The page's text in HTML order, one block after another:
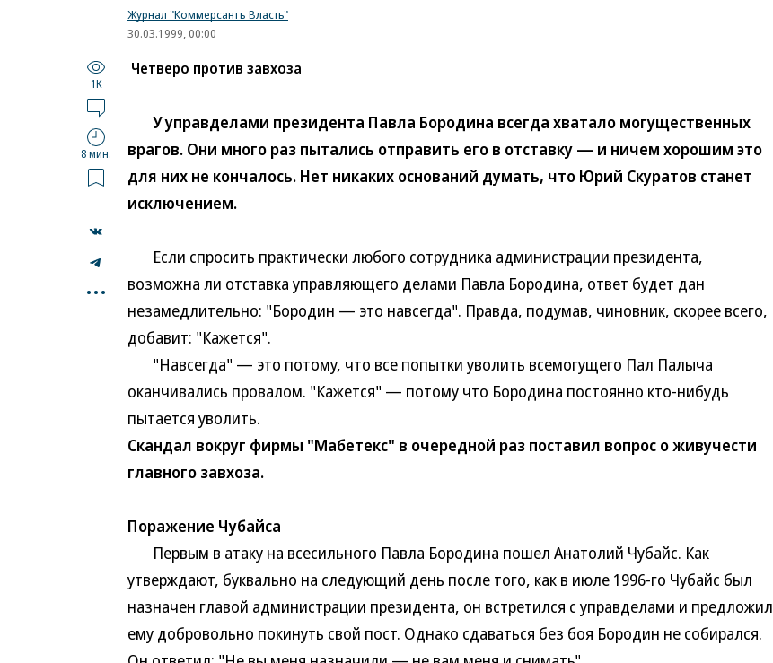
Журнал "Коммерсантъ Власть"
30.03.1999, 00:00
1K
8 мин.
...
Четверо против завхоза
У управделами президента Павла Бородина всегда хватало могущественных
врагов. Они много раз пытались отправить его в отставку — и ничем хорошим это
для них не кончалось. Нет никаких оснований думать, что Юрий Скуратов станет
исключением.
Если спросить практически любого сотрудника администрации президента,
возможна ли отставка управляющего делами Павла Бородина, ответ будет дан
незамедлительно: "Бородин — это навсегда". Правда, подумав, чиновник, скорее всего,
добавит: "Кажется".
"Навсегда" — это потому, что все попытки уволить всемогущего Пал Палыча
оканчивались провалом. "Кажется" — потому что Бородина постоянно кто-нибудь
пытается уволить.
Скандал вокруг фирмы "Мабетекс" в очередной раз поставил вопрос о живучести
главного завхоза.
Поражение Чубайса
Первым в атаку на всесильного Павла Бородина пошел Анатолий Чубайс. Как
утверждают, буквально на следующий день после того, как в июле 1996-го Чубайс был
назначен главой администрации президента, он встретился с управделами и предложил
ему добровольно покинуть свой пост. Однако сдаваться без боя Бородин не собирался.